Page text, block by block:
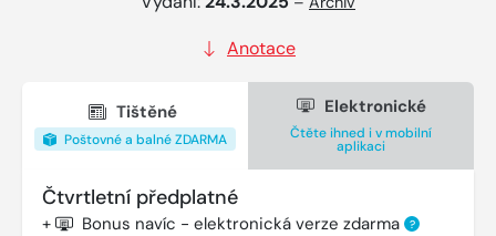
Anotace
Tištěné
Poštovné a balné ZDARMA
Elektronické
Čtěte ihned i v mobilní
aplikaci
Čtvrtletní předplatné
+ Bonus navíc - elektronická verze zdarma ?